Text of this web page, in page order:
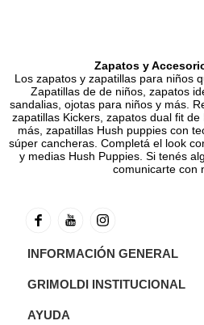
Zapatos y
Los zapatos y zapatillas para niños
Zapatillas de de niños, zapatos
sandalias, ojotas para niños y más.
zapatillas Kickers, zapatos dual fit
más, zapatillas Hush puppies con
súper cancheras. Completá el look
y medias Hush Puppies. Si tenés
comunicarte con
INFORMACIÓN GENERAL
GRIMOLDI INSTITUCIONAL
AYUDA